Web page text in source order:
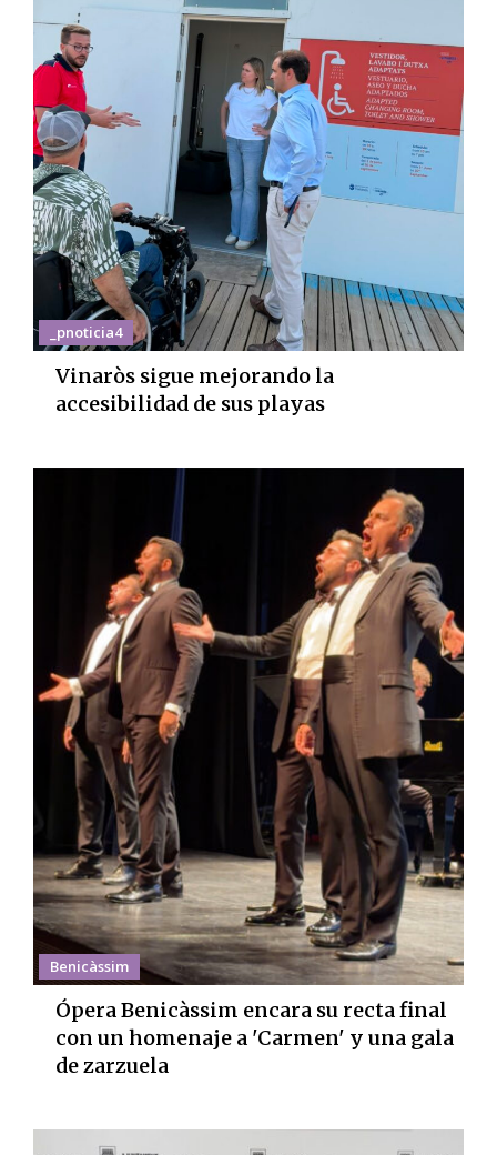
_pnoticia4
Vinaròs sigue mejorando la
accesibilidad de sus playas
Benicàssim
Ópera Benicàssim encara su recta final
con un homenaje a 'Carmen' y una gala
de zarzuela